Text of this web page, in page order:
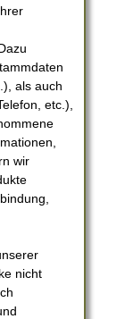
als auch
etc.),
wir
nicht